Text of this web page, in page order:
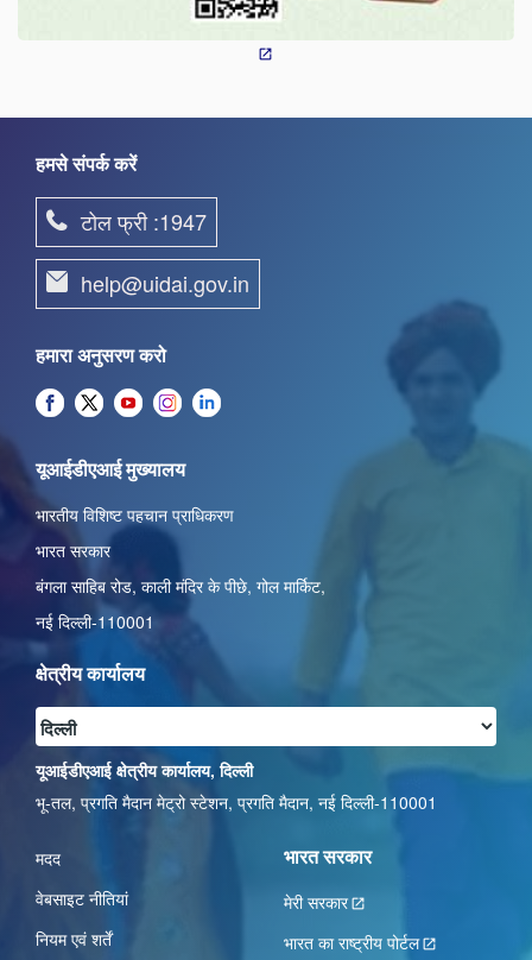
हमसे संपर्क करें
टोल फ्री :1947
help@uidai.gov.in
हमारा अनुसरण करो
यूआईडीएआई मुख्यालय
भारतीय विशिष्ट पहचान प्राधिकरण
भारत सरकार
बंगला साहिब रोड,काली मंदिर के पीछे, गोल मार्किट,
नई दिल्ली-110001
क्षेत्रीय कार्यालय
यूआईडीएआई क्षेत्रीय कार्यालय, दिल्ली
भू-तल, प्रगति मैदान मेट्रो स्टेशन, प्रगति मैदान, नई दिल्ली-110001
मदद
वेबसाइट नीतियां
नियम एवं शर्तें
भारत सरकार
मेरी सरकार
भारत का राष्ट्रीय पोर्टल